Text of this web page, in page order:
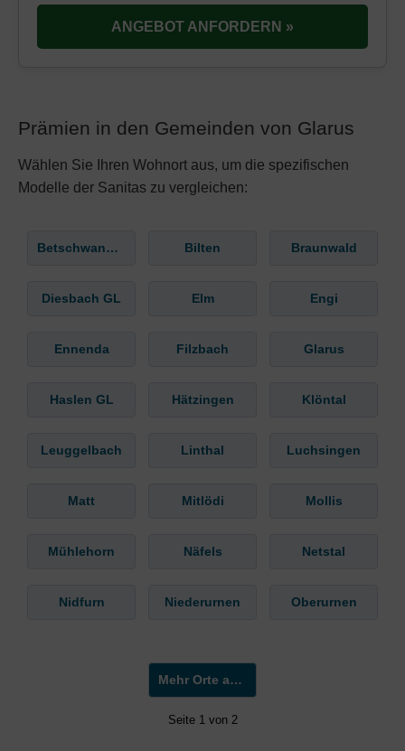
ANGEBOT ANFORDERN »
Prämien in den Gemeinden von Glarus
Wählen Sie Ihren Wohnort aus, um die spezifischen
Modelle der Sanitas zu vergleichen:
Betschwanden Bilten Braunwald
Diesbach GL Elm Engi
Ennenda Filzbach Glarus
Haslen GL Hätzingen Klöntal
Leuggelbach Linthal Luchsingen
Matt Mitlödi Mollis
Mühlehorn Näfels Netstal
Nidfurn Niederurnen Oberurnen
Mehr Orte anzeigen »
Seite 1 von 2